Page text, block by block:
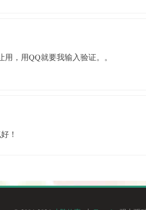
，用QQ就要我输入验证。。
！